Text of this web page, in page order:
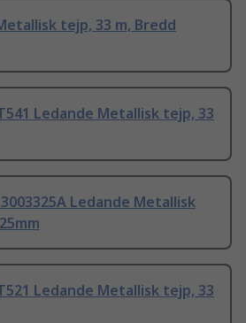
tejp, 33 m, Bredd
Ledande Metallisk tejp, 33
Ledande Metallisk
Ledande Metallisk tejp, 33